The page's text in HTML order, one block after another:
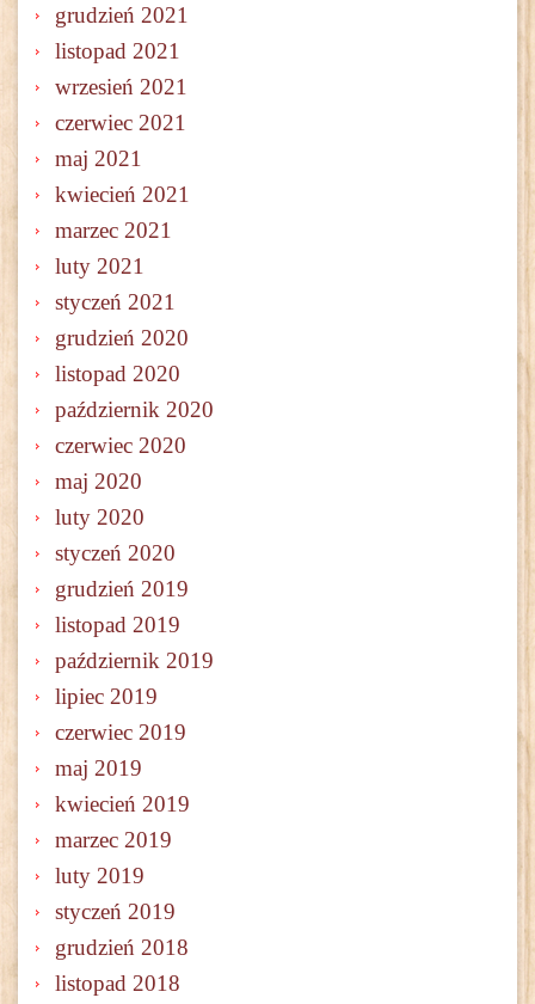
grudzień 2021
listopad 2021
wrzesień 2021
czerwiec 2021
maj 2021
kwiecień 2021
marzec 2021
luty 2021
styczeń 2021
grudzień 2020
listopad 2020
październik 2020
czerwiec 2020
maj 2020
luty 2020
styczeń 2020
grudzień 2019
listopad 2019
październik 2019
lipiec 2019
czerwiec 2019
maj 2019
kwiecień 2019
marzec 2019
luty 2019
styczeń 2019
grudzień 2018
listopad 2018